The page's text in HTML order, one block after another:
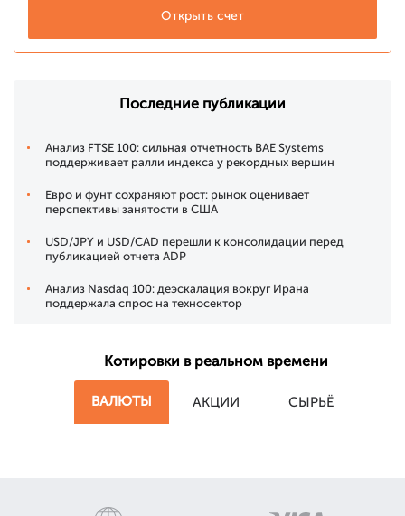
Открыть счет
Последние публикации
Анализ FTSE 100: сильная отчетность BAE Systems
поддерживает ралли индекса у рекордных вершин
Евро и фунт сохраняют рост: рынок оценивает
перспективы занятости в США
USD/JPY и USD/CAD перешли к консолидации перед
публикацией отчета ADP
Анализ Nasdaq 100: деэскалация вокруг Ирана
поддержала спрос на техносектор
Котировки в реальном времени
ВАЛЮТЫ АКЦИИ СЫРЬЁ